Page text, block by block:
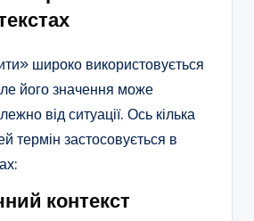
широко використовується
його значення може
від ситуації. Ось кілька
термін застосовується в
контекст